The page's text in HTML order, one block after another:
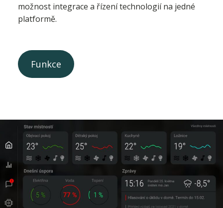
možnost integrace a řízení technologií na jedné
platformě.
Funkce